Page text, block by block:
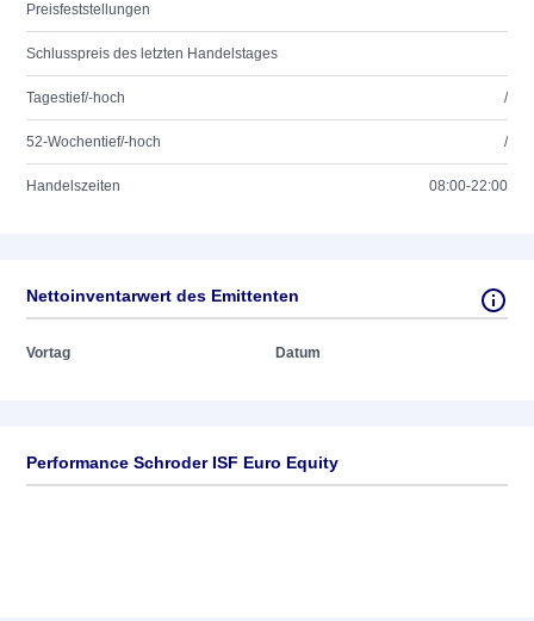
Preisfeststellungen
Schlusspreis des letzten Handelstages
Tagestief/-hoch /
52-Wochentief/-hoch /
Handelszeiten 08:00-22:00
Nettoinventarwert des Emittenten
Vortag Datum
Performance Schroder ISF Euro Equity